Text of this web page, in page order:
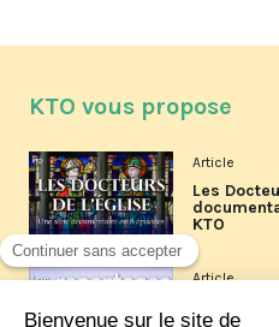
KTO vous propose
Article
Les
KTO
Article
Les